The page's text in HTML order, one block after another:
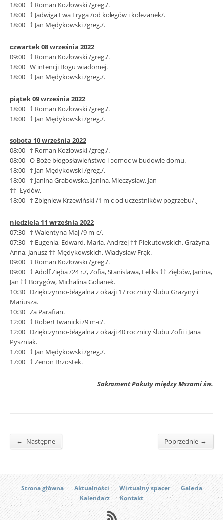
18:00 † Roman Kozłowski /greg./.
18:00 † Jadwiga Ewa Fryga /od kolegów i koleżanek/.
18:00 † Jan Mędykowski /greg./.
czwartek 08 września 2022
09:00 † Roman Kozłowski /greg./.
18:00 W intencji Bogu wiadomej.
18:00 † Jan Mędykowski /greg./.
piątek 09 września 2022
18:00 † Roman Kozłowski /greg./.
18:00 † Jan Mędykowski /greg./.
sobota 10 września 2022
08:00 † Roman Kozłowski /greg./.
08:00 O Boże błogosławieństwo i pomoc w budowie domu.
18:00 † Jan Mędykowski /greg./.
18:00 † Janina Grabowska, Janina, Mieczysław, Jan
†† Łydów.
18:00 † Zbigniew Krzewiński /1 m-c od uczestników pogrzebu/.
niedziela 11 września 2022
07:30 † Walentyna Maj /9 m-c/.
07:30 † Eugenia, Edward, Maria, Andrzej †† Piekutowskich, Grażyna,
Anna, Janusz †† Mędykowskich, Władysław Frąk.
09:00 † Roman Kozłowski /greg./.
09:00 † Adolf Zięba /24 r./, Zofia, Stanislawa, Feliks †† Ziębów, Janina,
Jan †† Borygów, Michalina Golianek.
10:30 Dziękczynno-błagalna z okazji 17 rocznicy ślubu Grażyny i
Mariusza.
10:30 Za Parafian.
12:00 † Robert Iwanicki /9 m-c/.
12:00 Dziękczynno-błagalna z okazji 40 rocznicy ślubu Zofii i Jana
Pyszniak.
17:00 † Jan Mędykowski /greg./.
17:00 † Zenon Brzostek.
Sakrament Pokuty między Mszami św.
← Następne Poprzednie →
Strona główna Aktualności Wirtualny spacer
Galeria
Kalendarz
Kontakt